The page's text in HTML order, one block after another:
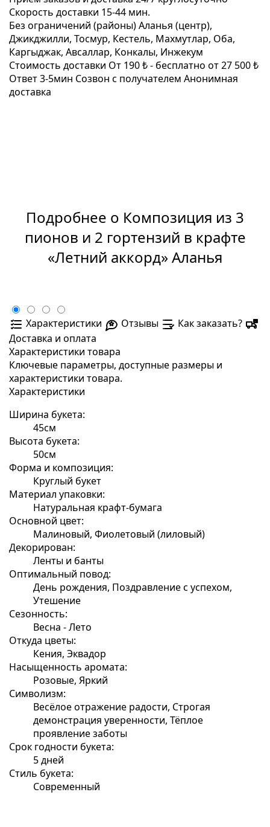
Скорость доставки 15-44 мин.
Без ограничений (районы)Аланья (центр),
Джикджилли, Тосмур, Кестель, Махмутлар, Оба,
Каргыджак, Авсаллар, Конкалы, Инжекум
Стоимость доставки От 190 ₺ - бесплатно от 27 500 ₺
Ответ 3-5мин Созвон с получателем Анонимная
доставка
Подробнее о Композиция из 3
пионов и 2 гортензий в крафте
«Летний аккорд» Аланья
Характеристики Отзывы
Как заказать?
Доставка и оплата
Характеристики товара
Ключевые параметры, доступные размеры и
характеристики товара.
Характеристики
Ширина букета:
45см
Высота букета:
50см
Форма и композиция:
Круглый букет
Материал упаковки:
Натуральная крафт-бумага
Основной цвет:
Малиновый, Фиолетовый (лиловый)
Декорирован:
Ленты и банты
Оптимальный повод:
День рождения, Поздравление с успехом,
Утешение
Сезонность:
Весна - Лето
Откуда цветы:
Кения, Эквадор
Насыщенность аромата:
Розовые, Яркий
Символизм:
Весёлое отражение радости, Строгая
демонстрация уверенности, Тёплое
проявление заботы
Срок годности букета:
5 дней
Стиль букета:
Современный